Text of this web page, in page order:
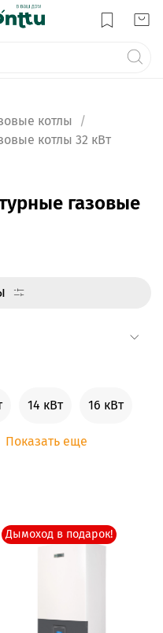
котлы
котлы 32 кВт
газовые
14 кВт 16 кВт
Показать еще
Дымоход в подарок!